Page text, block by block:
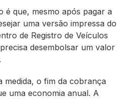
é que, mesmo após pagar a
uma versão impressa do
de Registro de Veículos
desembolsar um valor
medida, o fim da cobrança
uma economia anual. A